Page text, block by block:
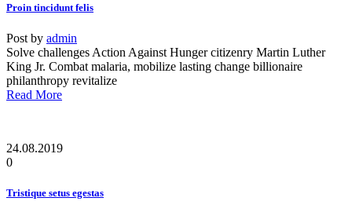
Proin tincidunt felis
Post by admin
Solve challenges Action Against Hunger citizenry Martin Luther
King Jr. Combat malaria, mobilize lasting change billionaire
philanthropy revitalize
Read More
24.08.2019
0
Tristique setus egestas